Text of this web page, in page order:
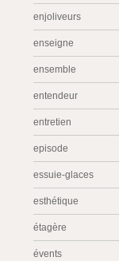
enjoliveurs
enseigne
ensemble
entendeur
entretien
episode
essuie-glaces
esthétique
étagère
évents